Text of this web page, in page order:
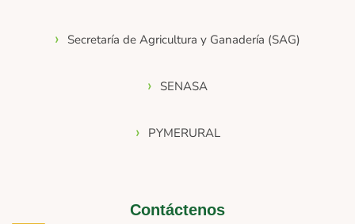
Secretaría de Agricultura y Ganadería (SAG)
SENASA
PYMERURAL
Contáctenos